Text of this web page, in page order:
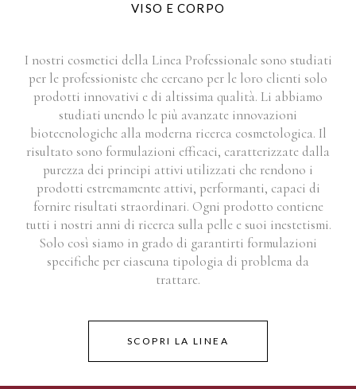
VISO E CORPO
I nostri cosmetici della Linea Professionale sono studiati
per le professioniste che cercano per le loro clienti solo
prodotti innovativi e di altissima qualità. Li abbiamo
studiati unendo le più avanzate innovazioni
biotecnologiche alla moderna ricerca cosmetologica. Il
risultato sono formulazioni efficaci, caratterizzate dalla
purezza dei principi attivi utilizzati che rendono i
prodotti estremamente attivi, performanti, capaci di
fornire risultati straordinari. Ogni prodotto contiene
tutti i nostri anni di ricerca sulla pelle e suoi inestetismi.
Solo così siamo in grado di garantirti formulazioni
specifiche per ciascuna tipologia di problema da
trattare.
SCOPRI LA LINEA